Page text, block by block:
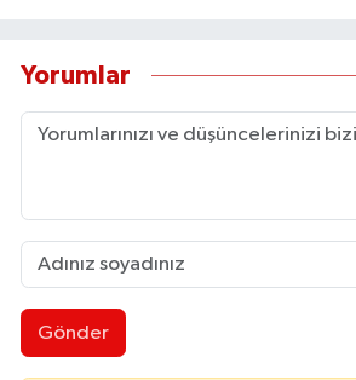
Yorumlar
Gönder